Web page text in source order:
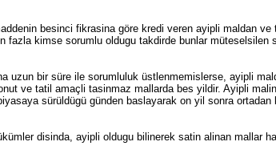
besinci fikrasina göre kredi veren ayipli maldan
fazla kimse sorumlu oldugu takdirde bunlar
uzun bir süre ile sorumluluk üstlenmemislerse, ayipli
ve tatil amaçli tasinmaz mallarda bes yildir. Ayipli
sürüldügü günden baslayarak on yil sonra
disinda, ayipli oldugu bilinerek satin alinan mallar